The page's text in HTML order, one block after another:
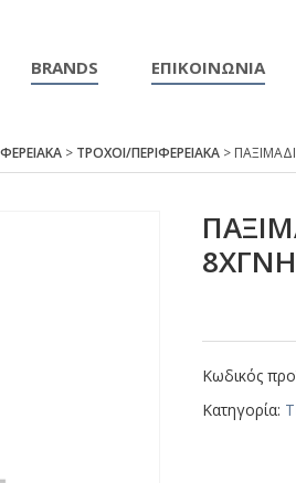
BRANDS ΕΠΙΚΟΙΝΩΝΙΑ
> ΤΡΟΧΟΙ/ΠΕΡΙΦΕΡΕΙΑΚΑ>
Κωδικός
Κατηγορία: